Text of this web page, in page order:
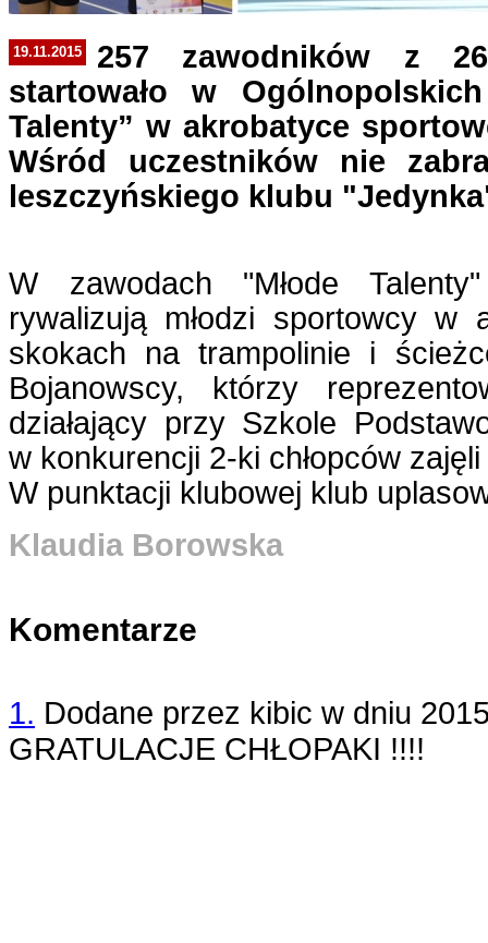
19.11.2015
257 zawodników z
startowało w
Talenty” w akrobatyce
Wśród uczestników nie
leszczyńskiego klubu
W zawodach "Młode
rywalizują młodzi sportowcy w
skokach na trampolinie i
Bojanowscy, którzy
działający przy Szkole
w konkurencji 2-ki chłopców
W punktacji klubowej klub
Klaudia Borowska
Komentarze
1. Dodane przez kibic w dniu
GRATULACJE CHŁOPAKI !!!!